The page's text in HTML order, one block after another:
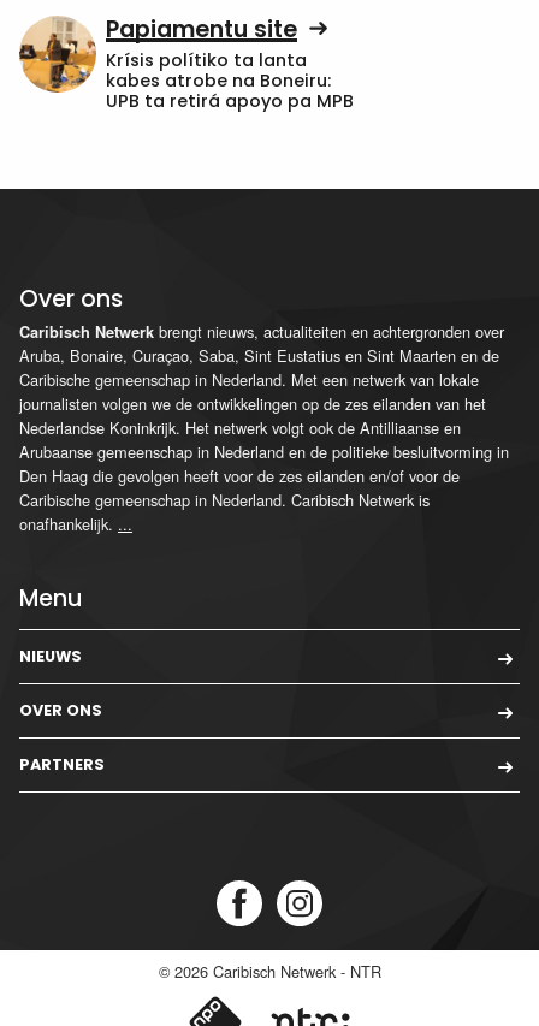
Papiamentu site
Krísis polítiko ta lanta
kabes atrobe na Boneiru:
UPB ta retirá apoyo pa MPB
Over ons
Caribisch Netwerk brengt nieuws, actualiteiten en achtergronden over
Aruba, Bonaire, Curaçao, Saba, Sint Eustatius en Sint Maarten en de
Caribische gemeenschap in Nederland. Met een netwerk van lokale
journalisten volgen we de ontwikkelingen op de zes eilanden van het
Nederlandse Koninkrijk. Het netwerk volgt ook de Antilliaanse en
Arubaanse gemeenschap in Nederland en de politieke besluitvorming in
Den Haag die gevolgen heeft voor de zes eilanden en/of voor de
Caribische gemeenschap in Nederland. Caribisch Netwerk is
onafhankelijk. ...
Menu
NIEUWS
OVER ONS
PARTNERS
© 2026 Caribisch Netwerk - NTR